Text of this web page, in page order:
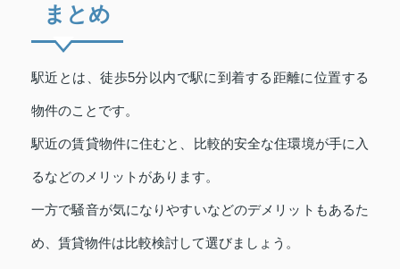
まとめ
駅近とは、徒歩5分以内で駅に到着する距離に位置する
物件のことです。
駅近の賃貸物件に住むと、比較的安全な住環境が手に入
るなどのメリットがあります。
一方で騒音が気になりやすいなどのデメリットもあるた
め、賃貸物件は比較検討して選びましょう。